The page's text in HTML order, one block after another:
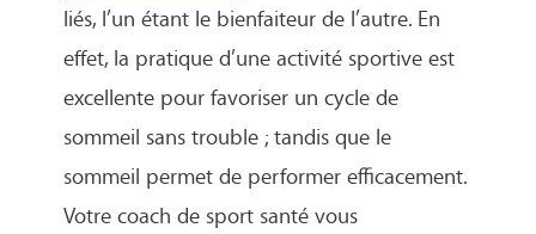
liés, l’un étant le bienfaiteur de l’autre. En
effet, la pratique d’une activité sportive est
excellente pour favoriser un cycle de
sommeil sans trouble ; tandis que le
sommeil permet de performer efficacement.
Votre coach de sport santé vous